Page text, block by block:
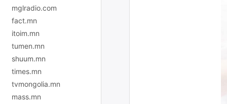
mglradio.com
fact.mn
itoim.mn
tumen.mn
shuum.mn
times.mn
tvmongolia.mn
mass.mn